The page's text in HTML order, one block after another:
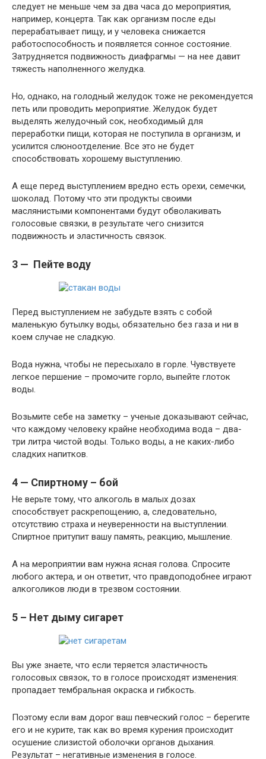
следует не меньше чем за два часа до мероприятия,
например, концерта. Так как организм после еды
перерабатывает пищу, и у человека снижается
работоспособность и появляется сонное состояние.
Затрудняется подвижность диафрагмы — на нее давит
тяжесть наполненного желудка.
Но, однако, на голодный желудок тоже не рекомендуется
петь или проводить мероприятие. Желудок будет
выделять желудочный сок, необходимый для
переработки пищи, которая не поступила в организм, и
усилится слюноотделение. Все это не будет
способствовать хорошему выступлению.
А еще перед выступлением вредно есть орехи, семечки,
шоколад. Потому что эти продукты своими
маслянистыми компонентами будут обволакивать
голосовые связки, в результате чего снизится
подвижность и эластичность связок.
3 — Пейте воду
Перед выступлением не забудьте взять с собой
маленькую бутылку воды, обязательно без газа и ни в
коем случае не сладкую.
Вода нужна, чтобы не пересыхало в горле. Чувствуете
легкое першение – промочите горло, выпейте глоток
воды.
Возьмите себе на заметку – ученые доказывают сейчас,
что каждому человеку крайне необходима вода – два-
три литра чистой воды. Только воды, а не каких-либо
сладких напитков.
4 — Спиртному – бой
Не верьте тому, что алкоголь в малых дозах
способствует раскрепощению, а, следовательно,
отсутствию страха и неуверенности на выступлении.
Спиртное притупит вашу память, реакцию, мышление.
А на мероприятии вам нужна ясная голова. Спросите
любого актера, и он ответит, что правдоподобнее играют
алкоголиков люди в трезвом состоянии.
5 – Нет дыму сигарет
Вы уже знаете, что если теряется эластичность
голосовых связок, то в голосе происходят изменения:
пропадает тембральная окраска и гибкость.
Поэтому если вам дорог ваш певческий голос – берегите
его и не курите, так как во время курения происходит
осушение слизистой оболочки органов дыхания.
Результат – негативные изменения в голосе.